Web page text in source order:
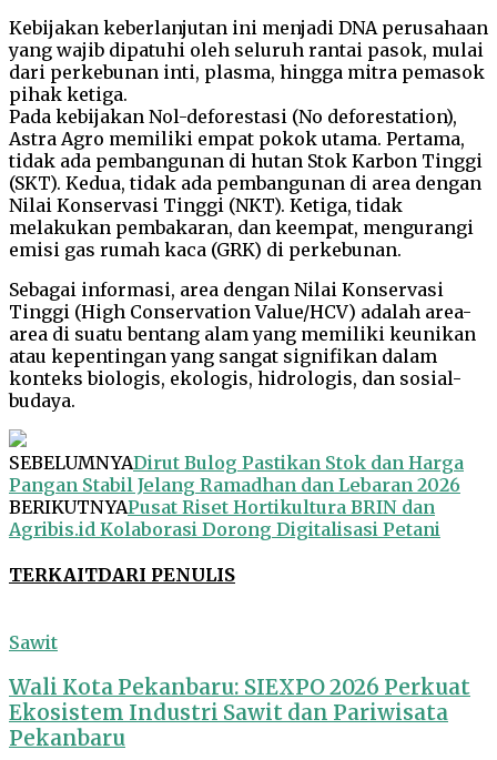
Kebijakan keberlanjutan ini menjadi DNA perusahaan
yang wajib dipatuhi oleh seluruh rantai pasok, mulai
dari perkebunan inti, plasma, hingga mitra pemasok
pihak ketiga.
Pada kebijakan Nol-deforestasi (No deforestation),
Astra Agro memiliki empat pokok utama. Pertama,
tidak ada pembangunan di hutan Stok Karbon Tinggi
(SKT). Kedua, tidak ada pembangunan di area dengan
Nilai Konservasi Tinggi (NKT). Ketiga, tidak
melakukan pembakaran, dan keempat, mengurangi
emisi gas rumah kaca (GRK) di perkebunan.
Sebagai informasi, area dengan Nilai Konservasi
Tinggi (High Conservation Value/HCV) adalah area-
area di suatu bentang alam yang memiliki keunikan
atau kepentingan yang sangat signifikan dalam
konteks biologis, ekologis, hidrologis, dan sosial-
budaya.
SEBELUMNYADirut Bulog Pastikan Stok dan Harga
Pangan Stabil Jelang Ramadhan dan Lebaran 2026
BERIKUTNYAPusat Riset Hortikultura BRIN dan
Agribis.id Kolaborasi Dorong Digitalisasi Petani
TERKAITDARI PENULIS
Sawit
Wali Kota Pekanbaru: SIEXPO 2026 Perkuat
Ekosistem Industri Sawit dan Pariwisata
Pekanbaru